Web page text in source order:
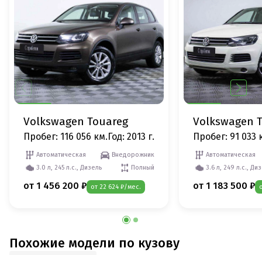
Volkswagen Touareg
Пробег: 116 056 км.Год: 2013 г.
Автоматическая
Внедорожник
3.0 л, 245 л.с., Дизель
Полный
от 1 456 200 ₽ от 22 624 ₽/мес.
Volkswagen
Пробег: 91 033
Автоматическая
3.6 л, 249 л.с.,
от 1 183 500 ₽
Похожие модели по кузову